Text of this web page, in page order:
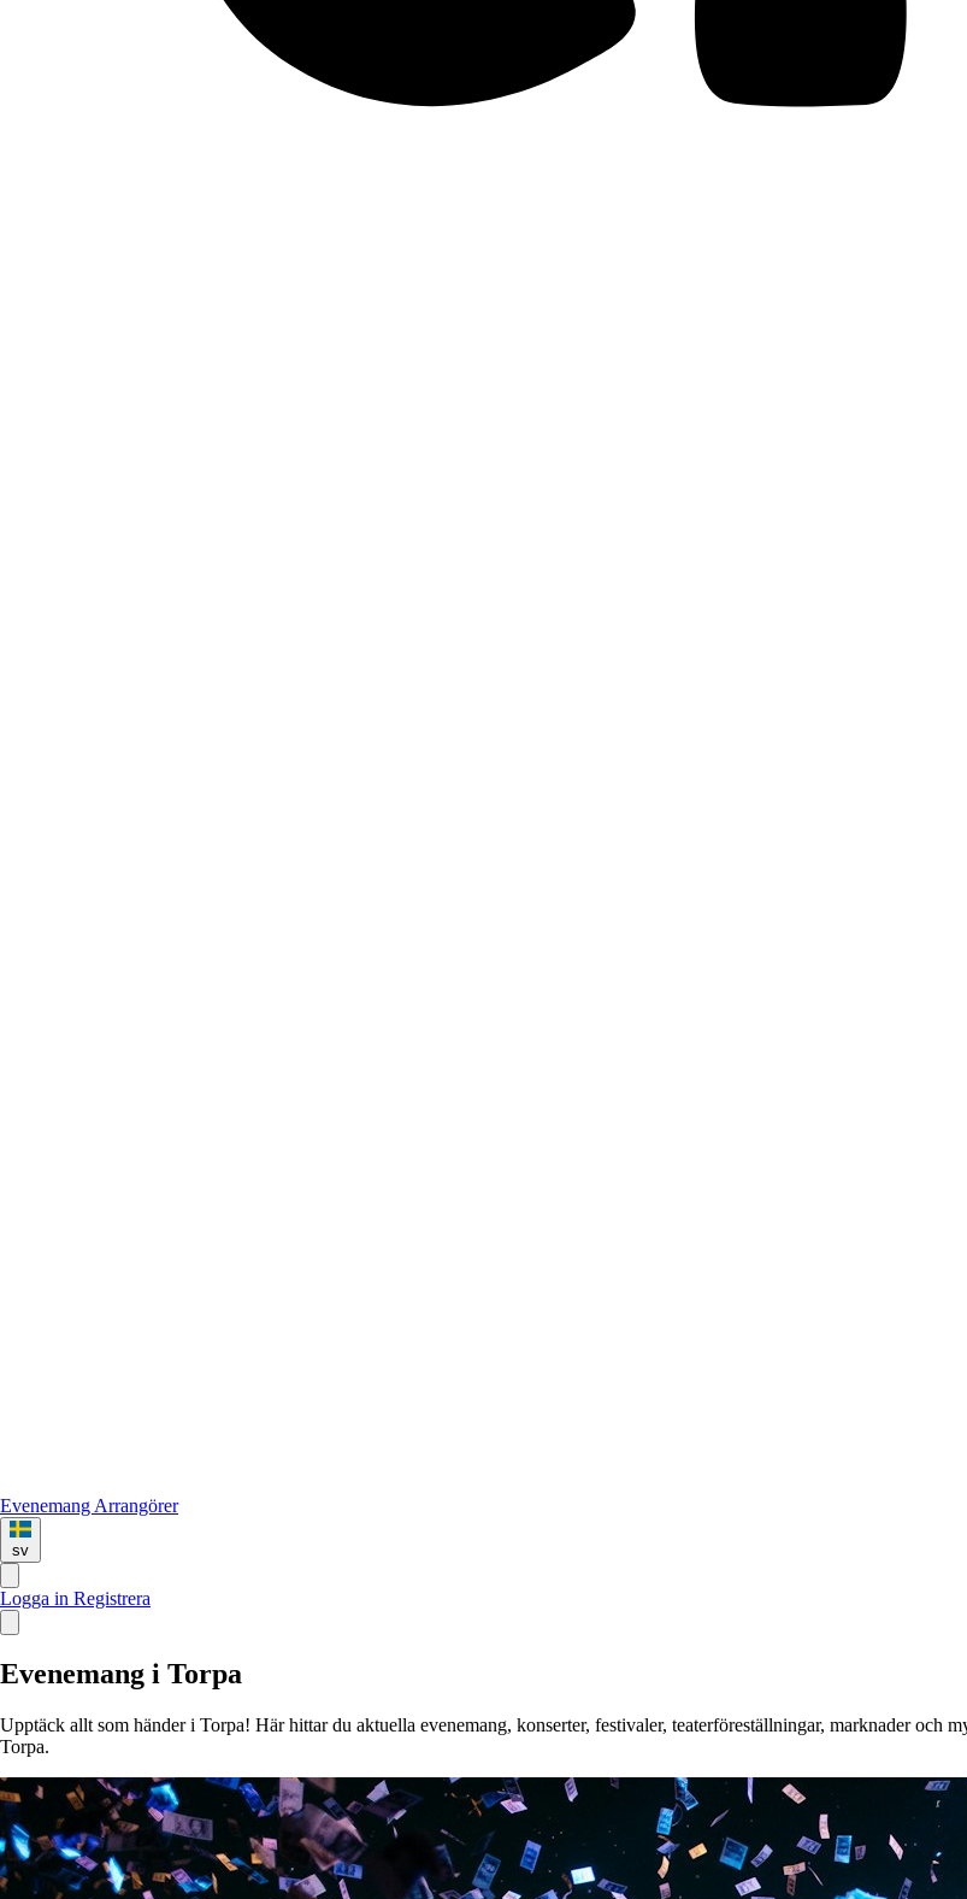
Evenemang Arrangörer
sv
Logga in Registrera
Evenemang i Torpa
Upptäck allt som händer i Torpa! Här hittar du aktuella evenemang, konserter, festivaler, teaterföreställningar, marknader och
Torpa.